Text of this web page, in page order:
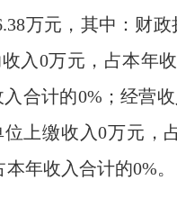
万元，其中：财政
入0万元，占本年
合计的0%；经营
上缴收入0万元，
年收入合计的0%。